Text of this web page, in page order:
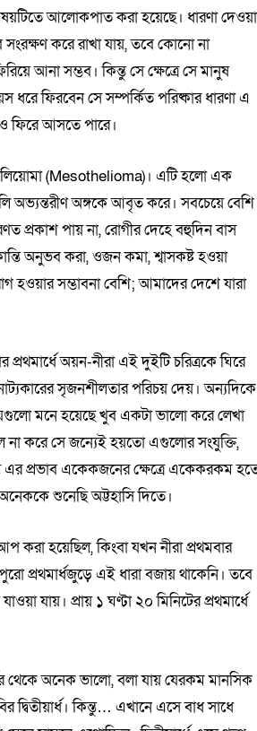
আলোকপাত করা হয়েছে। ধারণা দেওয়া
করে রাখা যায়, তবে কোনো না
আনা সম্ভব। কিন্তু সে ক্ষেত্রে সে মানুষ
ফিরবেন সে সম্পর্কিত পরিষ্কার ধারণা এ
ফিরে আসতে পারে।
(Mesothelioma)। এটি হলো এক
অভ্যন্তরীণ অঙ্গকে আবৃত করে। সবচেয়ে বেশি
প্রকাশ পায় না, রোগীর দেহে বহুদিন বাস
অনুভব করা, ওজন কমা, শ্বাসকষ্ট হওয়া
হওয়ার সম্ভাবনা বেশি; আমাদের দেশে যারা
অয়ন-নীরা এই দুইটি চরিত্রকে ঘিরে
সৃজনশীলতার পরিচয় দেয়। অন্যদিকে
মনে হয়েছে খুব একটা ভালো করে লেখা
না করে সে জন্যেই হয়তো এগুলোর সংযুক্তি,
প্রভাব একেকজনের ক্ষেত্রে একেকরকম
শুনেছি অট্টহাসি দিতে।
হয়েছিল, কিংবা যখন নীরা প্রথমবার
প্রথমার্ধজুড়ে এই ধারা বজায় থাকেনি। তবে
যায়। প্রায় ১ ঘণ্টা ২০ মিনিটের প্রথমার্ধে
থেকে অনেক ভালো, বলা যায় যেরকম মানসিক
দ্বিতীয়ার্ধ। কিন্তু… এখানে এসে বাধ সাধে